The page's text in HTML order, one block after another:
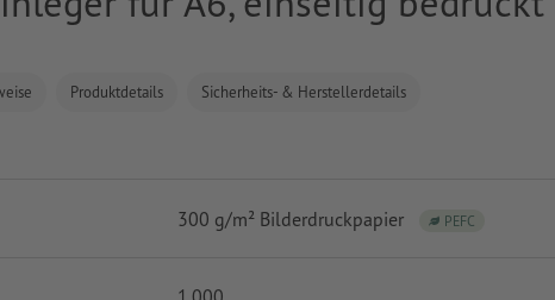
Produktdetails Sicherheits- & Herstellerdetails
300 g/m² Bilderdruckpapier PEFC